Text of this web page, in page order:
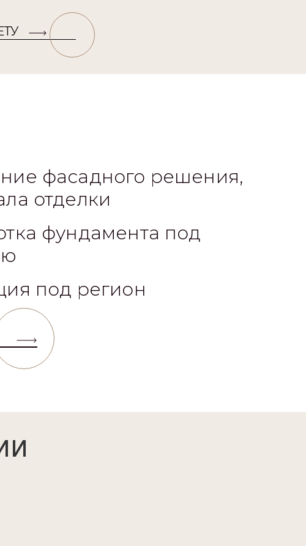
фасадного решения,
отделки
фундамента под
под регион